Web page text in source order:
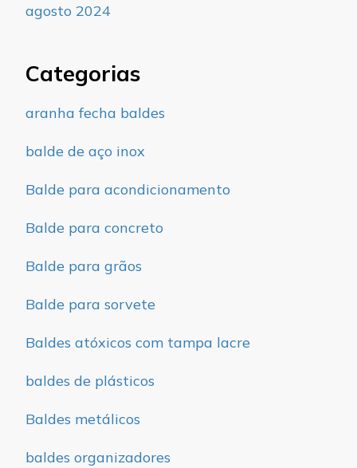
agosto 2024
Categorias
aranha fecha baldes
balde de aço inox
Balde para acondicionamento
Balde para concreto
Balde para grãos
Balde para sorvete
Baldes atóxicos com tampa lacre
baldes de plásticos
Baldes metálicos
baldes organizadores